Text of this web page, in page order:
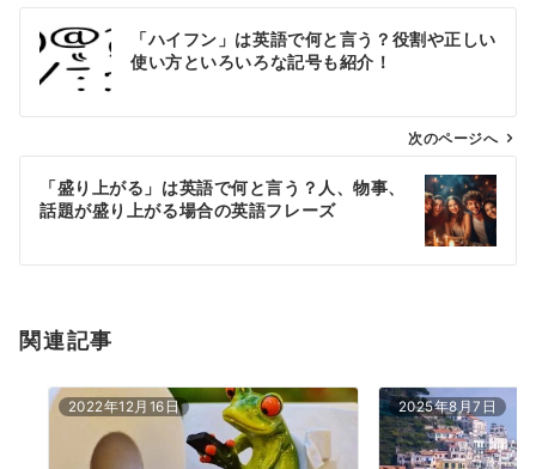
ン
「ハイフン」は英語で何と言う？役割や正しい
使い方といろいろな記号も紹介！
次のページへ
「盛り上がる」は英語で何と言う？人、物事、
話題が盛り上がる場合の英語フレーズ
関連記事
2022年12月16日 2025年8月7日